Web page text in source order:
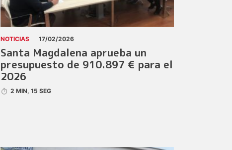
NOTICIAS 17/02/2026
Santa Magdalena aprueba un
presupuesto de 910.897 € para el
2026
2 MIN, 15 SEG